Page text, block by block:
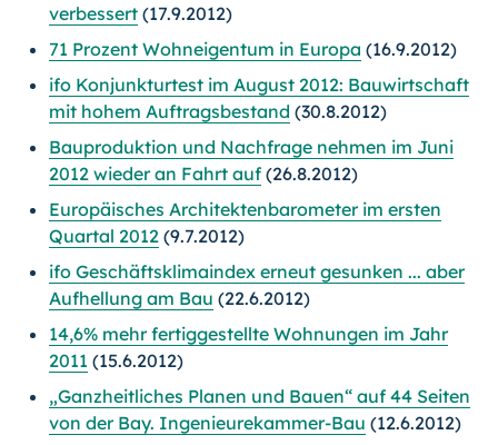
verbessert (17.9.2012)
71 Prozent Wohneigentum in Europa (16.9.2012)
ifo Konjunkturtest im August 2012: Bauwirtschaft
mit hohem Auftragsbestand (30.8.2012)
Bauproduktion und Nachfrage nehmen im Juni
2012 wieder an Fahrt auf (26.8.2012)
Europäisches Architektenbarometer im ersten
Quartal 2012 (9.7.2012)
ifo Geschäftsklimaindex erneut gesunken ... aber
Aufhellung am Bau (22.6.2012)
14,6% mehr fertiggestellte Wohnungen im Jahr
2011 (15.6.2012)
„Ganzheitliches Planen und Bauen“ auf 44 Seiten
von der Bay. Ingenieurekammer-Bau (12.6.2012)